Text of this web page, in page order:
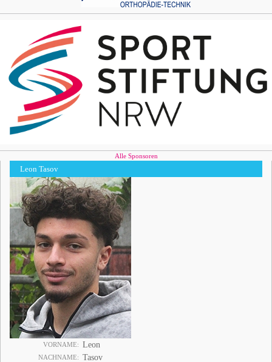
Alle Sponsoren
Leon Tasov
VORNAME Leon
NACHNAME Tasov